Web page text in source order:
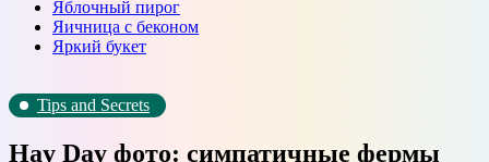
Яблочный пирог
Яичница с беконом
Яркий букет
Tips and Secrets
Hay Day фото: симпатичные фермы